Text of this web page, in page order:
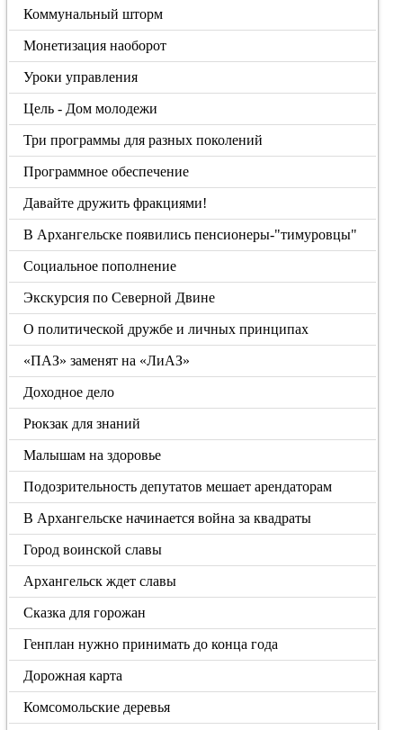
Коммунальный шторм
Монетизация наоборот
Уроки управления
Цель - Дом молодежи
Три программы для разных поколений
Программное обеспечение
Давайте дружить фракциями!
В Архангельске появились пенсионеры-"тимуровцы"
Социальное пополнение
Экскурсия по Северной Двине
О политической дружбе и личных принципах
«ПАЗ» заменят на «ЛиАЗ»
Доходное дело
Рюкзак для знаний
Малышам на здоровье
Подозрительность депутатов мешает арендаторам
В Архангельске начинается война за квадраты
Город воинской славы
Архангельск ждет славы
Сказка для горожан
Генплан нужно принимать до конца года
Дорожная карта
Комсомольские деревья